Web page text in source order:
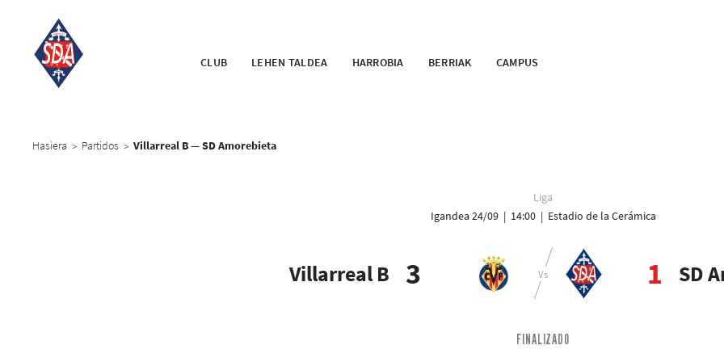
CLUB LEHEN TALDEA HARROBIA BERRIAK CAMPUS
Hasiera > Partidos > Villarreal B — SD Amorebieta
Liga
Igandea 24/09 | 14:00 | Estadio de la Cerámica
SD
1
Villarreal B 3
FINALIZADO